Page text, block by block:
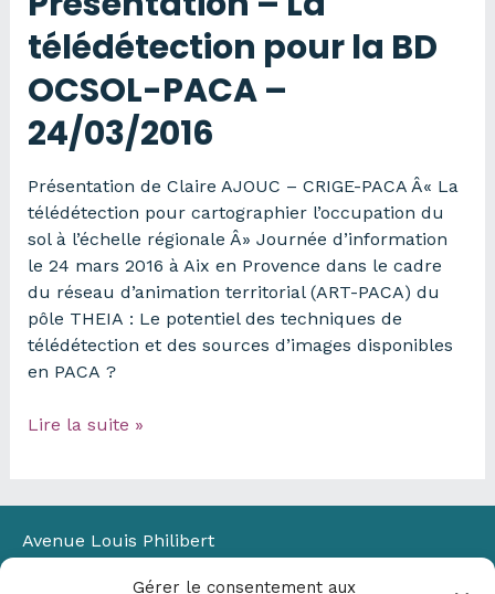
Gérer le consentement aux
2014
–
JT
OCSOL-
–
télédétection pour la BD
OCSOL-PACA –
24/03/2016
Présentation de Claire AJOUC – CRIGE-PACA Â« La
télédétection pour cartographier l’occupation du
sol à l’échelle régionale Â» Journée d’information
le 24 mars 2016 à Aix en Provence dans le cadre
du réseau d’animation territorial (ART-PACA) du
pôle THEIA : Le potentiel des techniques de
télédétection et des sources d’images disponibles
en PACA ?
Présentation
télédétection
la
Lire la suite »
Avenue Louis Philibert